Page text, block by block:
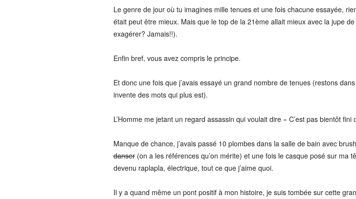
Le genre de jour où tu imagines mille tenues et une fois chacune essayée,
était peut être mieux. Mais que le top de la 21ème allait mieux avec la jupe
exagérer? Jamais!!).
Enfin bref, vous avez compris le principe.
Et donc une fois que j’avais essayé un grand nombre de tenues (restons
invente des mots qui plus est).
L’Homme me jetant un regard assassin qui voulait dire « C’est pas bientôt
Manque de chance, j’avais passé 10 plombes dans la salle de bain avec
danser (on a les références qu’on mérite) et une fois le casque posé sur ma
devenu raplapla, électrique, tout ce que j’aime quoi.
Il y a quand même un pont positif à mon histoire, je suis tombée sur cette